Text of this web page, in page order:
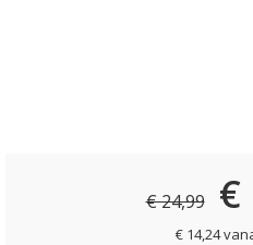
€ 24,99 €
€ 14,24